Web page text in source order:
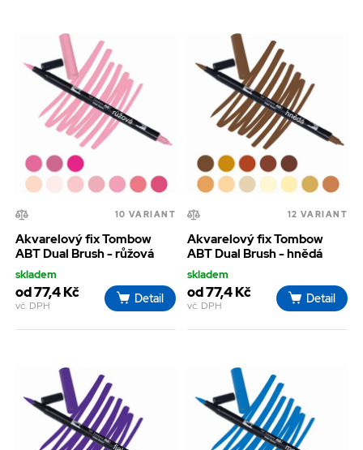
10 VARIANT
Akvarelový fix Tombow
ABT Dual Brush - růžová
skladem
od 77,4 Kč
vč. DPH
Detail
12 VARIANT
Akvarelový fix Tombow
ABT Dual Brush - hnědá
skladem
od 77,4 Kč
vč. DPH
Detail